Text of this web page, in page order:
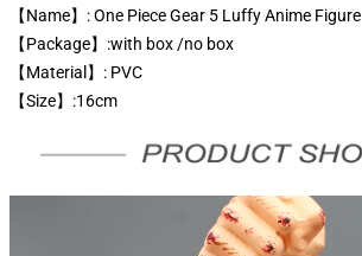
【Name】: One Piece Gear 5 Luffy Anime Figure
【Package】:with box /no box
【Material】: PVC
【Size】:16cm